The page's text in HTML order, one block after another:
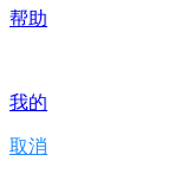
帮助
我的
取消